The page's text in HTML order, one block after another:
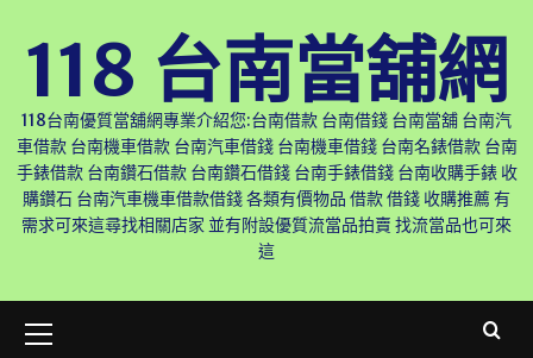
118 台南當舖網
118台南優質當舖網專業介紹您:台南借款 台南借錢 台南當舖 台南汽
車借款 台南機車借款 台南汽車借錢 台南機車借錢 台南名錶借款 台南
手錶借款 台南鑽石借款 台南鑽石借錢 台南手錶借錢 台南收購手錶 收
購鑽石 台南汽車機車借款借錢 各類有價物品 借款 借錢 收購推薦 有
需求可來這尋找相關店家 並有附設優質流當品拍賣 找流當品也可來
這
Menu